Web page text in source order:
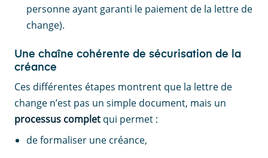
personne ayant garanti le paiement de la lettre de
change).
Une chaîne cohérente de sécurisation de la
créance
Ces différentes étapes montrent que la lettre de
change n’est pas un simple document, mais un
processus complet qui permet :
de formaliser une créance,